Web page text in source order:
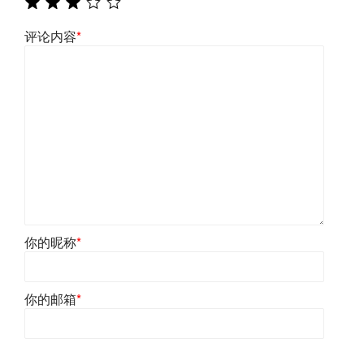
评论内容*
你的昵称*
你的邮箱*